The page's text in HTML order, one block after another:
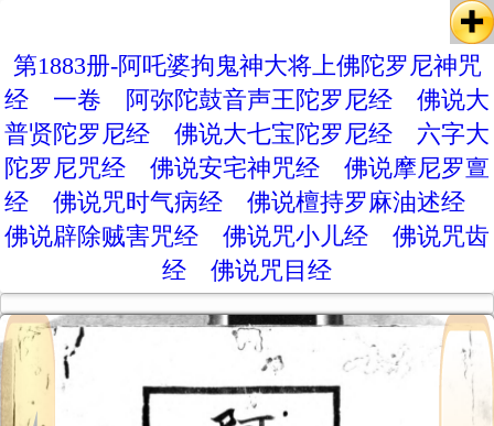
第1883册-阿吒婆拘鬼神大将上佛陀罗尼神咒
经 一卷 阿弥陀鼓音声王陀罗尼经 佛说大
普贤陀罗尼经 佛说大七宝陀罗尼经 六字大
陀罗尼咒经 佛说安宅神咒经 佛说摩尼罗亶
经 佛说咒时气病经 佛说檀持罗麻油述经
佛说辟除贼害咒经 佛说咒小儿经 佛说咒齿
经 佛说咒目经